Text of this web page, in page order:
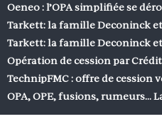
Oeneo : l’OPA simplifiée se
Tarkett: la famille Deconinck
Tarkett: la famille Deconinck
Opération de cession par
TechnipFMC : offre de cession
OPA, OPE, fusions, rumeurs…